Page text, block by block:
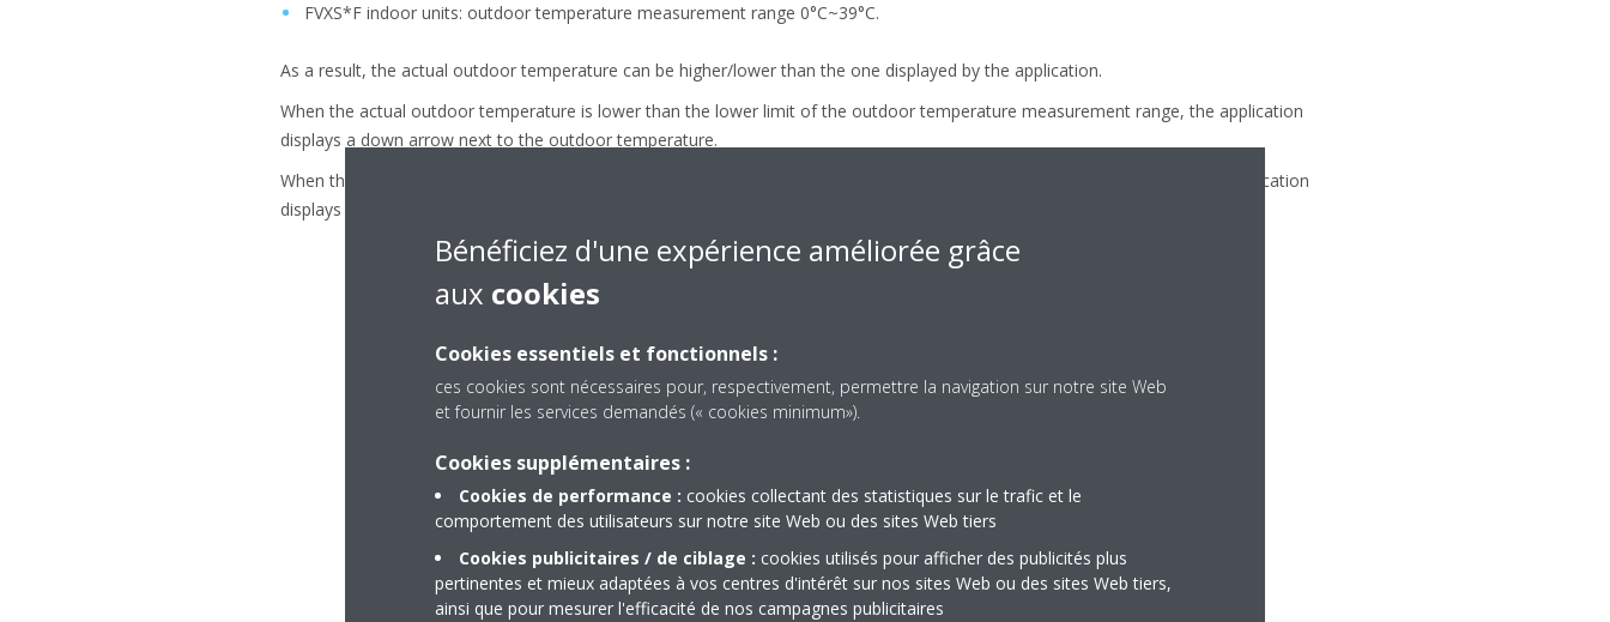
FVXS*F indoor units: outdoor temperature measurement range 0°C~39°C.
As a result, the actual outdoor temperature can be higher/lower than the one displayed by the application.
When the actual outdoor temperature is lower than the lower limit of the outdoor temperature measurement range, the application
displays a down arrow next to the outdoor temperature.
When the actual outdoor temperature is higher than the upper limit of the outdoor temperature measurement range, the application
displays an up arrow next to the outdoor temperature.
Bénéficiez d'une expérience améliorée grâce
aux cookies
Cookies essentiels et fonctionnels :
ces cookies sont nécessaires pour, respectivement, permettre la navigation sur notre site Web
et fournir les services demandés (« cookies minimum»).
Cookies supplémentaires :
Cookies de performance : cookies collectant des statistiques sur le trafic et le
comportement des utilisateurs sur notre site Web ou des sites Web tiers
Cookies publicitaires / de ciblage : cookies utilisés pour afficher des publicités plus
pertinentes et mieux adaptées à vos centres d'intérêt sur nos sites Web ou des sites Web tiers,
ainsi que pour mesurer l'efficacité de nos campagnes publicitaires